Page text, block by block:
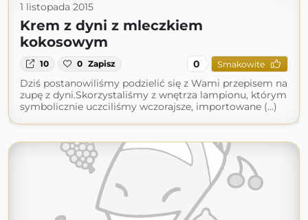
1 listopada 2015
Krem z dyni z mleczkiem
kokosowym
10 0 Zapisz 0 Smakowite
Dziś postanowiliśmy podzielić się z Wami przepisem na
zupę z dyni.Skorzystaliśmy z wnętrza lampionu, którym
symbolicznie uczciliśmy wczorajsze, importowane (...)